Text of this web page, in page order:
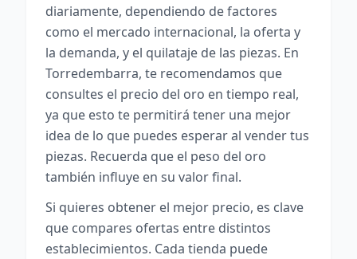
diariamente, dependiendo de factores
como el mercado internacional, la oferta y
la demanda, y el quilataje de las piezas. En
Torredembarra, te recomendamos que
consultes el precio del oro en tiempo real,
ya que esto te permitirá tener una mejor
idea de lo que puedes esperar al vender tus
piezas. Recuerda que el peso del oro
también influye en su valor final.
Si quieres obtener el mejor precio, es clave
que compares ofertas entre distintos
establecimientos. Cada tienda puede